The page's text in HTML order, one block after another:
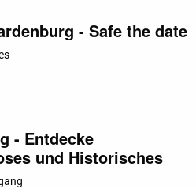
- Safe the date
- Entdecke
und Historisches